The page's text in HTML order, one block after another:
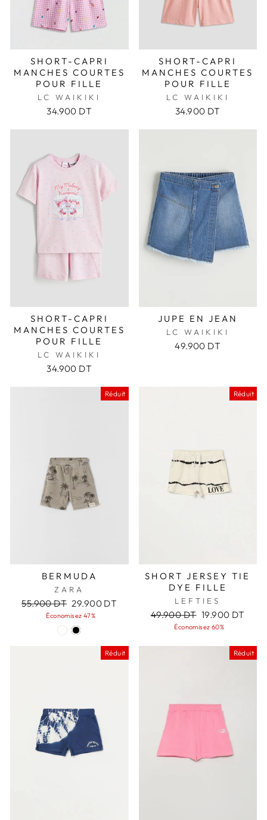
SHORT-CAPRI
MANCHES COURTES
POUR FILLE
LC WAIKIKI
34.900 DT
SHORT-CAPRI
MANCHES COURTES
POUR FILLE
LC WAIKIKI
34.900 DT
SHORT-CAPRI
MANCHES COURTES
POUR FILLE
LC WAIKIKI
34.900 DT
JUPE EN JEAN
LC WAIKIKI
49.900 DT
Réduit
BERMUDA
ZARA
Prix
régulier
55.900 DT Prix
réduit
29.900 DT
Économisez 47%
Réduit
SHORT JERSEY TIE
DYE FILLE
LEFTIES
Prix
régulier
49.900 DT Prix
réduit
19.900 DT
Économisez 60%
Réduit Réduit